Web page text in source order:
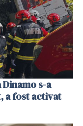
s-a
a fost activat